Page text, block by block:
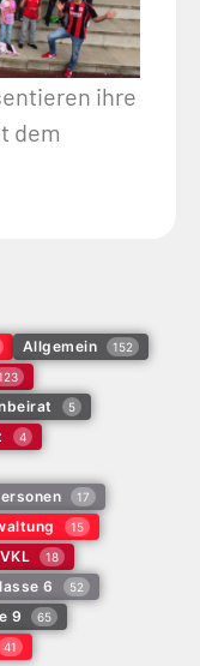
ihre
dem
Allgemein 152
5
4
17
15
VKL 18
6 52
9 65
41